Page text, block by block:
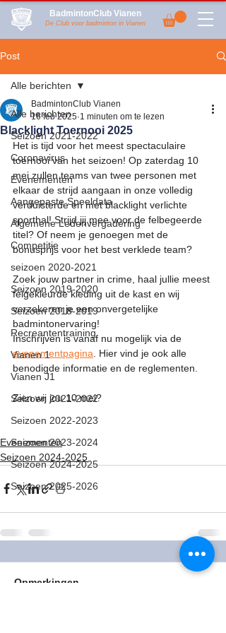
BadmintonClub Vianen
De Club voor badminton in Vianen
Post
Alle berichten
Seizoen 2021-2022
Coronavirus
Evenementen
Aangepaste Speeldata
Algemene Ledenvergadering
Competitie
seizoen 2020-2021
Seizoen 2019-2020
Seizoen 2018-2019
Recreantentraining
Vianen 1
Vianen J1
Seizoen 2021-2022
Seizoen 2022-2023
Seizoen 2023-2024
Seizoen 2024-2025
Seizoen 2025-2026
Alle berichten
Blacklight Toernooi 2025
BadmintonClub Vianen
16 feb 2025 1 minuten om te lezen
Het is tijd voor het meest spectaculaire
toernooi van het seizoen! Op zaterdag 10
mei zullen teams van twee personen met
elkaar de strijd aangaan in onze volledig
verduisterde en met blacklight verlichte
sporthal! Strijd jij mee voor de felbegeerde
titel? Of neem je genoegen met de
bonusprijs voor het best verklede team?
Zoek jouw partner in crime, haal jullie meest
felgekleurde kleding uit de kast en wij
verzekeren je een onvergetelijke
badmintonervaring!
Inschrijven is vanaf nu mogelijk via de
evenementpagina . Hier vind je ook alle
benodigde informatie en de reglementen.
Zien wij jou 10 mei?
Evenementen
Seizoen 2024-2025
Opmerkingen